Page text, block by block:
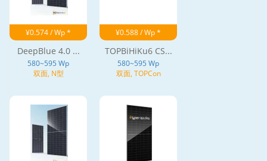
¥0.574 / Wp *
DeepBlue 4.0 ...
580~595 Wp
双面, N型
¥0.588 / Wp *
TOPBiHiKu6 CS...
580~595 Wp
双面, TOPCon